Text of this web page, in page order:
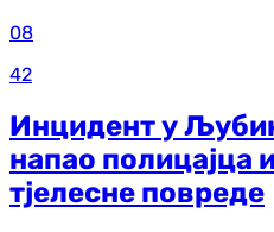
08
42
Инцидент у
напао полицајца
тјелесне повреде